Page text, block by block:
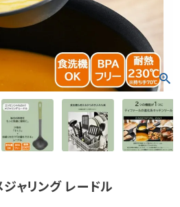
ャリング レードル